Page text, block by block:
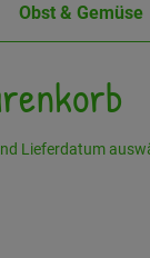
Obst & Gemüse
Lieferdatum